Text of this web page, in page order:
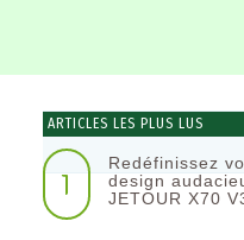
ARTICLES LES PLUS LUS
1
Redéfinissez
design
JETOUR X70